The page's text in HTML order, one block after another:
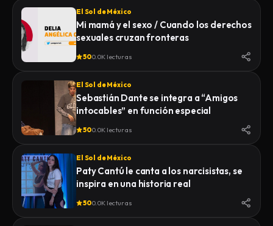
El Sol de México
Mi mamá y el sexo / Cuando los derechos
sexuales cruzan fronteras
500.0K lecturas
El Sol de México
Sebastián Dante se integra a “Amigos
intocables” en función especial
500.0K lecturas
El Sol de México
Paty Cantú le canta a los narcisistas, se
inspira en una historia real
500.0K lecturas